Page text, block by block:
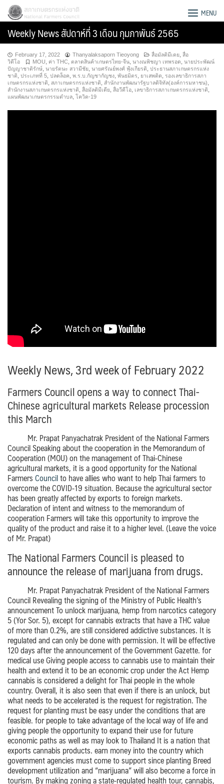
Skip
content
สภาเกษตรกรแห่งชาติ MENU
Weekly News สัปดาห์ที่ 3 เดือน กุมภาพันธ์ 2565
February 17, 2022 Thanyalaksaporn Tieoyong สื่อมัลติมีเดย สื่อ
วิดีโอ
MOU ค่า THC ตลาดสินค้าเกษตรไทย-จีน นางณพิชญา เทพรอด นายประพัฒน์
ปัญญาชาติรักษ์ นายรัตนะ สวามีชัย นายศรัณย์พงศ์ ฟุ้งเกียรติ ประธานสภาเกษตรกรแห่ง
ชาติ ประเภทที่ 5 ปลดล็อค พ.ร.บ.กัญชากัญชง พันธมิตร ยาเสพติด รองเลขาธิการสภา
เกษตรกรแห่งชาติ
สภาเกษตรกรแห่งชาติ สำนักงานพัฒนารัฐบาลดิจิทัล(องค์การมหาชน)
สำนักงานสภาเกษตรกรแห่งชาติ สื่อมัลติมีเดีย สื่อวีดีโอ เลขาธิการสภาเกษตรกรแห่งชาติ
แผนพัฒนาเกษตรกรรมตำบล โควิด-19
Weekly News, 3rd week of February 2022
Farmers Council opens a way to connect Thai-
Chinese agricultural markets Release procession
this March
Mr. Prapat PanyachatrakPresident of the National Farmers
CouncilSpeaking about the cooperation in the Memorandum of
Cooperation (MOU) on the management of Thai-Chinese
agricultural markets, it is a good opportunity for the National
FarmersCouncilto have allies who want to help Thai farmers to
overcome the COVID-19 situation. Because the agricultural sector
has been greatly affected by exports to foreign markets.
Declaration of intent and witness to the memorandum of
cooperation Farmers will take this opportunity to improve the
quality of the product and raise it to a higher level. (Leave the voice
of Mr. Prapat)
The National Farmers Council is pleased to
announce the release of marijuana from drugs.
Mr. Prapat PanyachatrakPresident of the National Farmers
CouncilRevealing the signing of the Ministry of Public Health’s
announcementTo unlock marijuana, hemp from narcotics category
5 (Yor Sor. 5), except for cannabis extracts that have a THC value
of more than 0.2%, are still considered addictive substances. It is
regulated and can only be done with permission. It will be effective
120 days after the announcement of the Government Gazette.for
medical useGiving people access to cannabis use to maintain their
healthand extend it to be an economic crop under the ActHemp
cannabis is considered a delight for Thai people in the whole
country.Overall, it is also seen that even if there is an unlock, but
what needs to be accelerated is the request for registration. The
request for planting must be easy under the conditions that are
feasible.for people to take advantage of the local way of lifeand
giving people the opportunity to expand their usefor future
economic pathsas well as may look to Thailand It is a nation that
exports cannabis products.earn money into the countrywhich
government agencies must come to supportsince planting Breed
developmentutilization and “marijuana” will also become a force in
tourism. By making zoning a state-regulated health tour, cannabis,